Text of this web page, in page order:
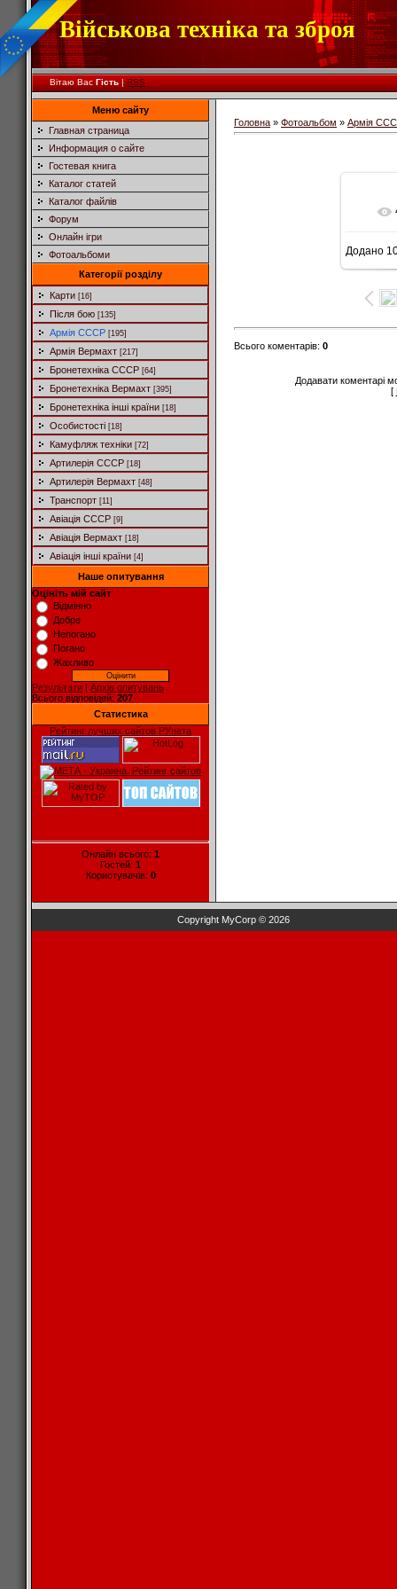
Військова техніка та зброя
Вітаю Вас Гість|RSS
Меню сайту
Главная страница
Информация о сайте
Гостевая книга
Каталог статей
Каталог файлів
Форум
Онлайн ігри
Фотоальбоми
Категорії розділу
Карти [16]
Після бою [135]
Армія СССР [195]
Армія Вермахт [217]
Бронетехніка СССР [64]
Бронетехніка Вермахт [395]
Бронетехніка інші країни [18]
Особистості [18]
Камуфляж техніки [72]
Артилерія СССР [18]
Артилерія Вермахт [48]
Транспорт [11]
Авіація СССР [9]
Авіація Вермахт [18]
Авіація інші країни [4]
Наше опитування
Оцініть мій сайт
Відмінно
Добре
Непогано
Погано
Жахливо
Результати | Архів опитувань
Всього відповідей: 207
Статистика
Рейтинг лучших сайтов РУнета
Онлайн всього: 1
Гостей: 1
Користувачів: 0
Головна » Фотоальбом » Армія
Додано
Всього коментарів: 0
Додавати коментарі
[
Copyright MyCorp © 2026